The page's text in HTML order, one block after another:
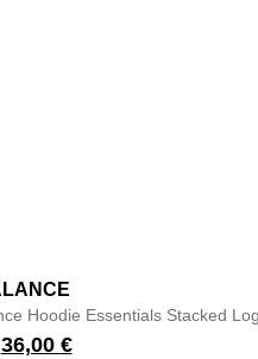
Hoodie Essentials Stacked
36,00 €